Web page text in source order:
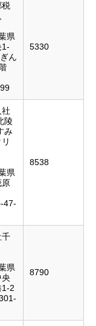
税
県
1-
ん
5330
社
陵
み
県
原
47-
8538
千
県
1-2
8790